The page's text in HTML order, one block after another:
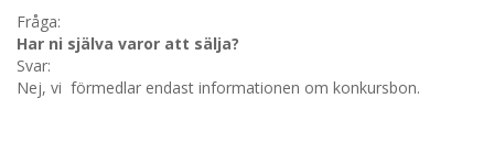
Fråga:
Har ni själva varor att sälja?
Svar:
Nej, vi förmedlar endast informationen om konkursbon.